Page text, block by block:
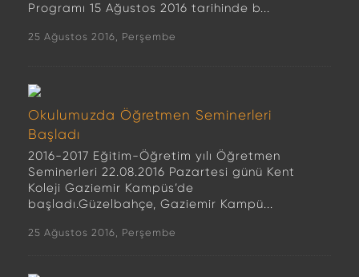
Programı 15 Ağustos 2016 tarihinde b...
25 Ağustos 2016, Perşembe
Okulumuzda Öğretmen Seminerleri
Başladı
2016-2017 Eğitim-Öğretim yılı Öğretmen
Seminerleri 22.08.2016 Pazartesi günü Kent
Koleji Gaziemir Kampüs’de
başladı.Güzelbahçe, Gaziemir Kampü...
25 Ağustos 2016, Perşembe